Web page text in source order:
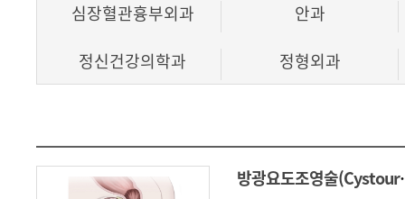
심장혈관흉부외과
안과
정신건강의학과
정형외과
방광요